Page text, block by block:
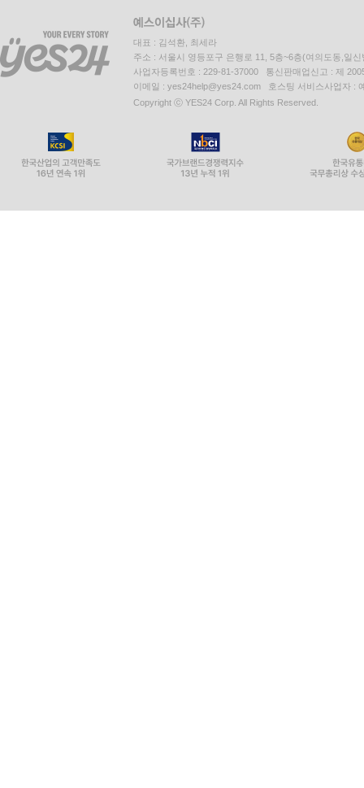
대표 : 김석환, 최세라
주소 : 서울시 영등포구 은행로 11, 5층~6층(여의도동,일신
사업자등록번호 : 229-81-37000 통신판매업신고 : 제
이메일 : yes24help@yes24.com 호스팅 서비스사업자 :
Copyright ⓒ YES24 Corp. All Rights Reserved.